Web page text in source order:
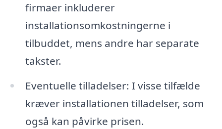
firmaer inkluderer
installationsomkostningerne i
tilbuddet, mens andre har separate
takster.
Eventuelle tilladelser: I visse tilfælde
kræver installationen tilladelser, som
også kan påvirke prisen.